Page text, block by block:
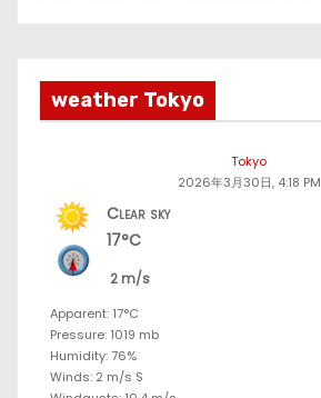
weather Tokyo
Tokyo
2026年3月30日, 4:18 PM
Clear sky
17°C
2 m/s
Apparent: 17°C
Pressure: 1019 mb
Humidity: 76%
Winds: 2 m/s S